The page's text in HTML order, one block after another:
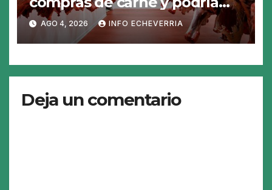
abrirse una oportunidad para
la Argentina
AGO 4, 2026 INFO ECHEVERRIA
Deja un comentario